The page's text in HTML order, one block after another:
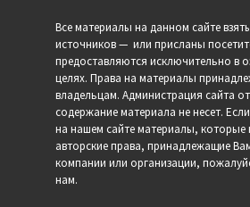
Все материалы на данном сайте
источников — или присланы
предоставляются исключительно в
целях. Права на материалы
владельцам. Администрация сайта
содержание материала не несет.
на нашем сайте материалы,
авторские права, принадлежащие
компании или организации,
нам.